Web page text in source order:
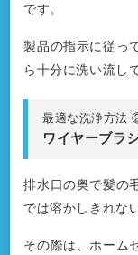
です。
製品の指示に従っ
ら十分に洗い流し
最適な洗浄方法
ワイヤーブラ
排水口の奥で髪の
では溶かしきれな
その際は、ホーム